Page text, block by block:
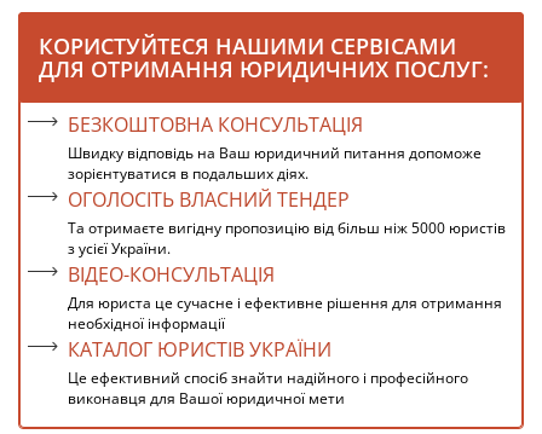
КОРИСТУЙТЕСЯ НАШИМИ СЕРВІСАМИ
ДЛЯ ОТРИМАННЯ ЮРИДИЧНИХ ПОСЛУГ:
БЕЗКОШТОВНА КОНСУЛЬТАЦІЯ
Швидку відповідь на Ваш юридичний питання допоможе
зорієнтуватися в подальших діях.
ОГОЛОСІТЬ ВЛАСНИЙ ТЕНДЕР
Та отримаєте вигідну пропозицію від більш ніж 5000 юристів
з усієї України.
ВІДЕО-КОНСУЛЬТАЦІЯ
Для юриста це сучасне і ефективне рішення для отримання
необхідної інформації
КАТАЛОГ ЮРИСТІВ УКРАЇНИ
Це ефективний спосіб знайти надійного і професійного
виконавця для Вашої юридичної мети